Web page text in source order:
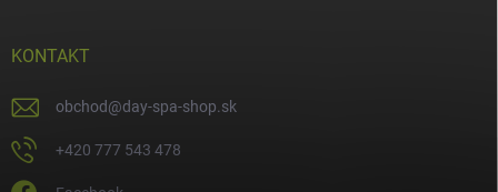
KONTAKT
obchod@day-spa-shop.sk
+420 777 543 478